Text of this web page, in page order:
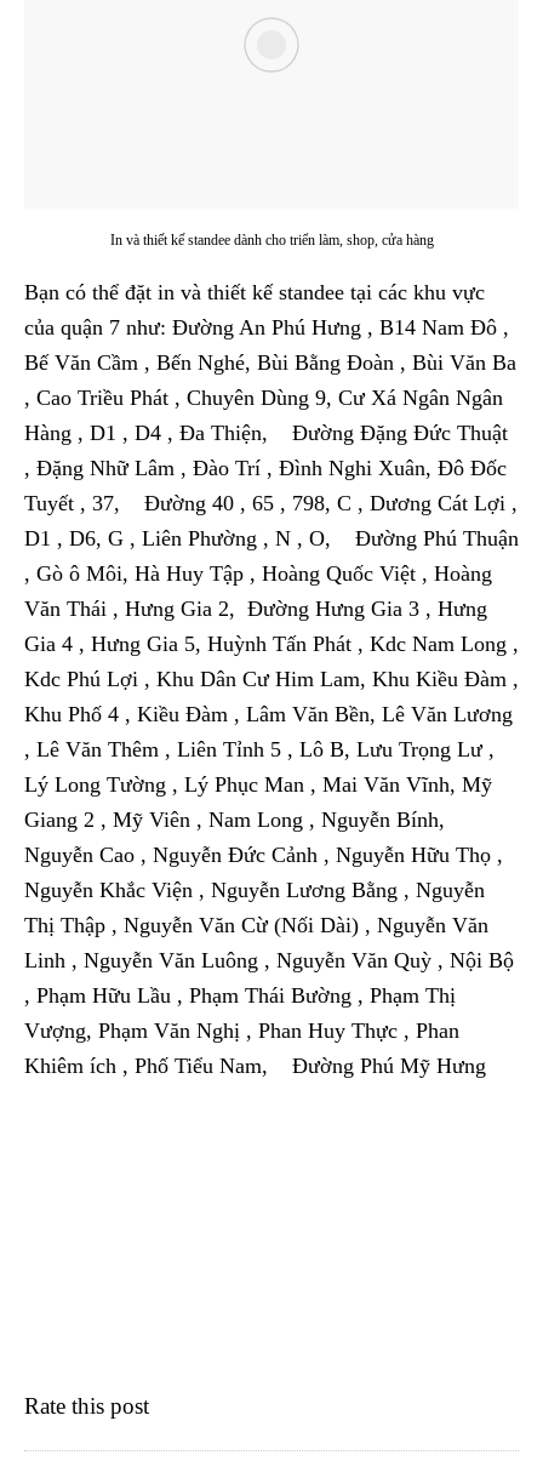
In và thiết kế standee dành cho triển làm, shop, cửa hàng
Bạn có thể đặt in và thiết kế standee tại các khu vực
của quận 7 như: Đường An Phú Hưng , B14 Nam Đô ,
Bế Văn Cầm , Bến Nghé, Bùi Bằng Đoàn , Bùi Văn Ba
, Cao Triều Phát , Chuyên Dùng 9, Cư Xá Ngân Ngân
Hàng , D1 , D4 , Đa Thiện, Đường Đặng Đức Thuật
, Đặng Nhữ Lâm , Đào Trí , Đình Nghi Xuân, Đô Đốc
Tuyết , 37, Đường 40 , 65 , 798, C , Dương Cát Lợi ,
D1 , D6, G , Liên Phường , N , O, Đường Phú Thuận
, Gò ô Môi, Hà Huy Tập , Hoàng Quốc Việt , Hoàng
Văn Thái , Hưng Gia 2, Đường Hưng Gia 3 , Hưng
Gia 4 , Hưng Gia 5, Huỳnh Tấn Phát , Kdc Nam Long ,
Kdc Phú Lợi , Khu Dân Cư Him Lam, Khu Kiều Đàm ,
Khu Phố 4 , Kiều Đàm , Lâm Văn Bền, Lê Văn Lương
, Lê Văn Thêm , Liên Tỉnh 5 , Lô B, Lưu Trọng Lư ,
Lý Long Tường , Lý Phục Man , Mai Văn Vĩnh, Mỹ
Giang 2 , Mỹ Viên , Nam Long , Nguyễn Bính,
Nguyễn Cao , Nguyễn Đức Cảnh , Nguyễn Hữu Thọ ,
Nguyễn Khắc Viện , Nguyễn Lương Bằng , Nguyễn
Thị Thập , Nguyễn Văn Cừ (Nối Dài) , Nguyễn Văn
Linh , Nguyễn Văn Luông , Nguyễn Văn Quỳ , Nội Bộ
, Phạm Hữu Lầu , Phạm Thái Bường , Phạm Thị
Vượng, Phạm Văn Nghị , Phan Huy Thực , Phan
Khiêm ích , Phố Tiểu Nam, Đường Phú Mỹ Hưng
Rate this post